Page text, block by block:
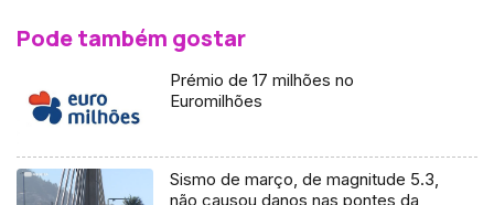
Pode também gostar
Prémio de 17 milhões no
Euromilhões
Sismo de março, de magnitude 5.3,
não causou danos nas pontes da